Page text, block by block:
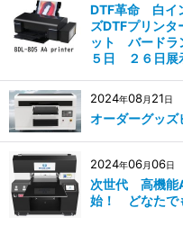
DTF革命 白イ
ズDTFプリン
ット バードラ
５日 ２６日展
2024年08月 21日
オーダーグッ
2024年06月06日
次世代 高機能
始！ どなたで